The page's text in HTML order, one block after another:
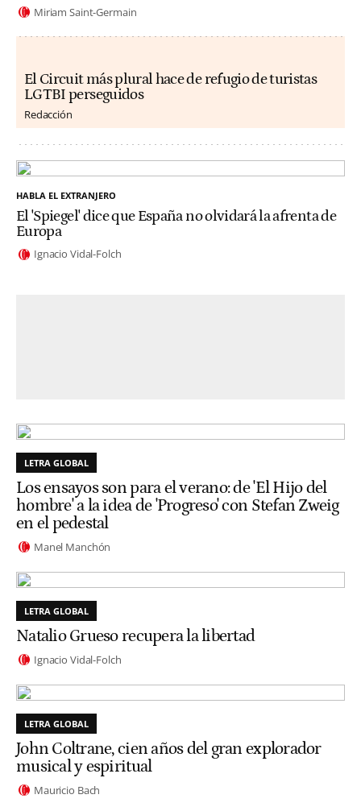
Miriam Saint-Germain
El Circuit más plural hace de refugio de turistas
LGTBI perseguidos
Redacción
HABLA EL EXTRANJERO
El 'Spiegel' dice que España no olvidará la afrenta de
Europa
Ignacio Vidal-Folch
LETRA GLOBAL
Los ensayos son para el verano: de 'El Hijo del
hombre' a la idea de 'Progreso' con Stefan Zweig
en el pedestal
Manel Manchón
LETRA GLOBAL
Natalio Grueso recupera la libertad
Ignacio Vidal-Folch
LETRA GLOBAL
John Coltrane, cien años del gran explorador
musical y espiritual
Mauricio Bach